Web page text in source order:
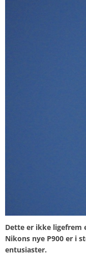
Dette er ikke ligefrem
Nikons nye P900 er i
entusiaster.